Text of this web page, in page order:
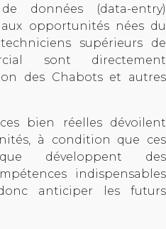
données (data-entry)
opportunités nées du
supérieurs de
sont directement
des Chabots et autres
bien réelles dévoilent
à condition que ces
développent des
indispensables
anticiper les futurs